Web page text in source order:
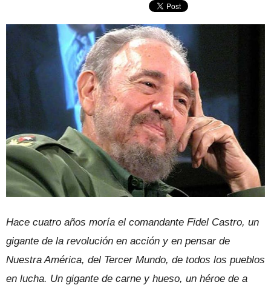
Hace cuatro años moría el comandante Fidel Castro, un
gigante de la revolución en acción y en pensar de
Nuestra América, del Tercer Mundo, de todos los pueblos
en lucha. Un gigante de carne y hueso, un héroe de a